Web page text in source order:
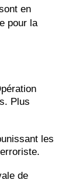
en
pour la
Plus
les
de